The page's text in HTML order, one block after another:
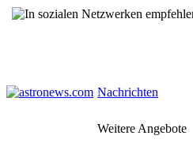
Nachrichten
Weitere Angebote